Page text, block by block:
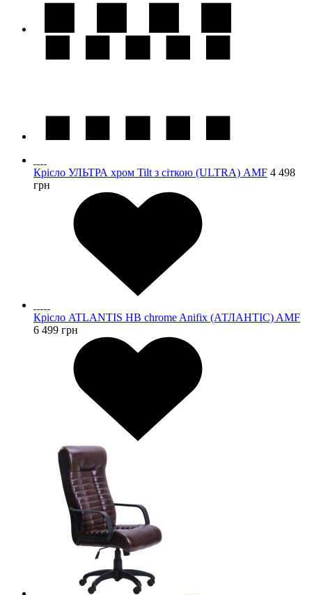
Крісло УЛЬТРА хром Tilt з сіткою (ULTRA) AMF 4 498
грн
Крісло ATLANTIS HB chrome Anifix (АТЛАНТІС) AMF
6 499 грн